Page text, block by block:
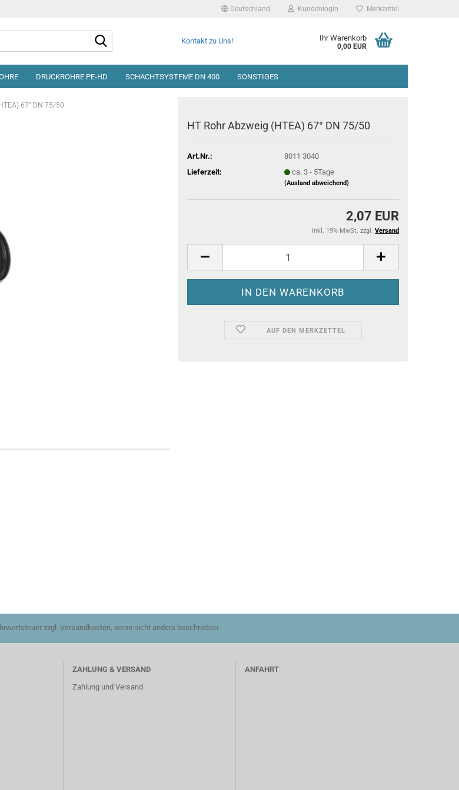
Deutschland Kundenlogin Merkzettel
Kontakt zu Uns! Ihr Warenkorb
0,00 EUR
DRUCKROHRE PE-HD SCHACHTSYSTEME DN 400 SONSTIGES
67° DN 75/50
HT Rohr Abzweig (HTEA) 67° DN 75/50
Art.Nr.:
8011 3040
Lieferzeit:
ca. 3 - 5Tage
(Ausland abweichend)
2,07 EUR
inkl. 19% MwSt. zzgl. Versand
AUF DEN MERKZETTEL
zzgl. Versandkosten, wenn nicht anders beschrieben
ZAHLUNG & VERSAND
Zahlung und Versand
ANFAHRT